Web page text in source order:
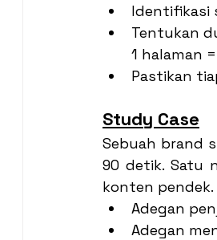
Identifikasi
Tentukan
1 halaman
Pastikan
Study Case
Sebuah brand
90 detik. Satu
konten pendek.
Adegan
Adegan